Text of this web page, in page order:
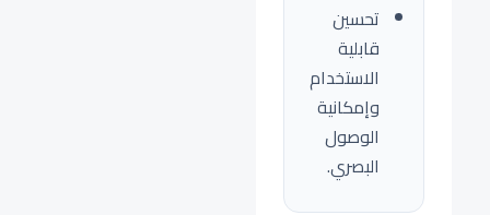
تحسين
قابلية
الاستخدام
وإمكانية
الوصول
البصري.